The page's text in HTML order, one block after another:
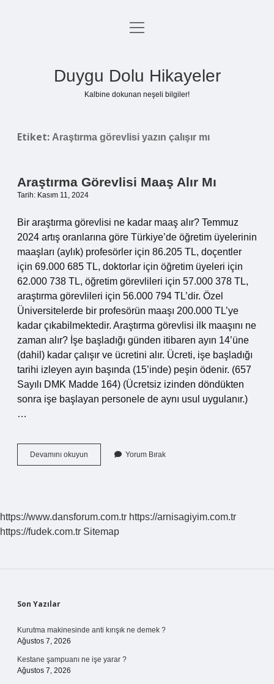
Anasayfa
menüyü
Duygu Dolu Hikayeler
Kalbine dokunan neşeli bilgiler!
Etiket: Araştırma görevlisi yazın çalışır mı
Araştırma Görevlisi Maaş Alır Mı
Tarih: Kasım 11, 2024
Bir araştırma görevlisi ne kadar maaş alır? Temmuz
2024 artış oranlarına göre Türkiye’de öğretim üyelerinin
maaşları (aylık) profesörler için 86.205 TL, doçentler
için 69.000 685 TL, doktorlar için öğretim üyeleri için
62.000 738 TL, öğretim görevlileri için 57.000 378 TL,
araştırma görevlileri için 56.000 794 TL’dir. Özel
Üniversitelerde bir profesörün maaşı 200.000 TL’ye
kadar çıkabilmektedir. Araştırma görevlisi ilk maaşını ne
zaman alır? İşe başladığı günden itibaren ayın 14’üne
(dahil) kadar çalışır ve ücretini alır. Ücreti, işe başladığı
tarihi izleyen ayın başında (15’inde) peşin ödenir. (657
Sayılı DMK Madde 164) (Ücretsiz izinden döndükten
sonra işe başlayan personele de aynı usul uygulanır.)
…
Devamını okuyun Araştırma
Görevlisi
Yorum Bırak
https://www.dansforum.com.tr https://arnisagiyim.com.tr
https://fudek.com.tr Sitemap
Sidebar
Son Yazılar
Kurutma makinesinde anti kırışık ne demek ?
Ağustos 7, 2026
Kestane şampuanı ne işe yarar ?
Ağustos 7, 2026